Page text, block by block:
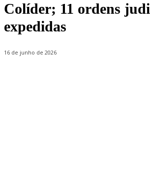
Colíder; 11 ordens
expedidas
16 de junho de 2026